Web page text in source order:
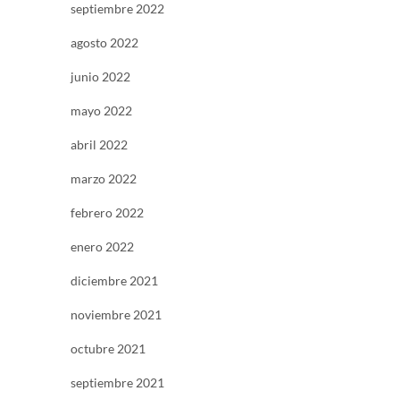
septiembre 2022
agosto 2022
junio 2022
mayo 2022
abril 2022
marzo 2022
febrero 2022
enero 2022
diciembre 2021
noviembre 2021
octubre 2021
septiembre 2021